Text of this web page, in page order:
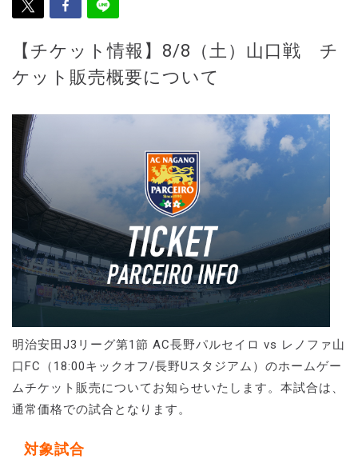
【チケット情報】8/8（土）山口戦 チ
ケット販売概要について
明治安田J3リーグ第1節 AC長野パルセイロ vs レノファ山
口FC（18:00キックオフ/長野Uスタジアム）のホームゲー
ムチケット販売についてお知らせいたします。本試合は、
通常価格での試合となります。
対象試合